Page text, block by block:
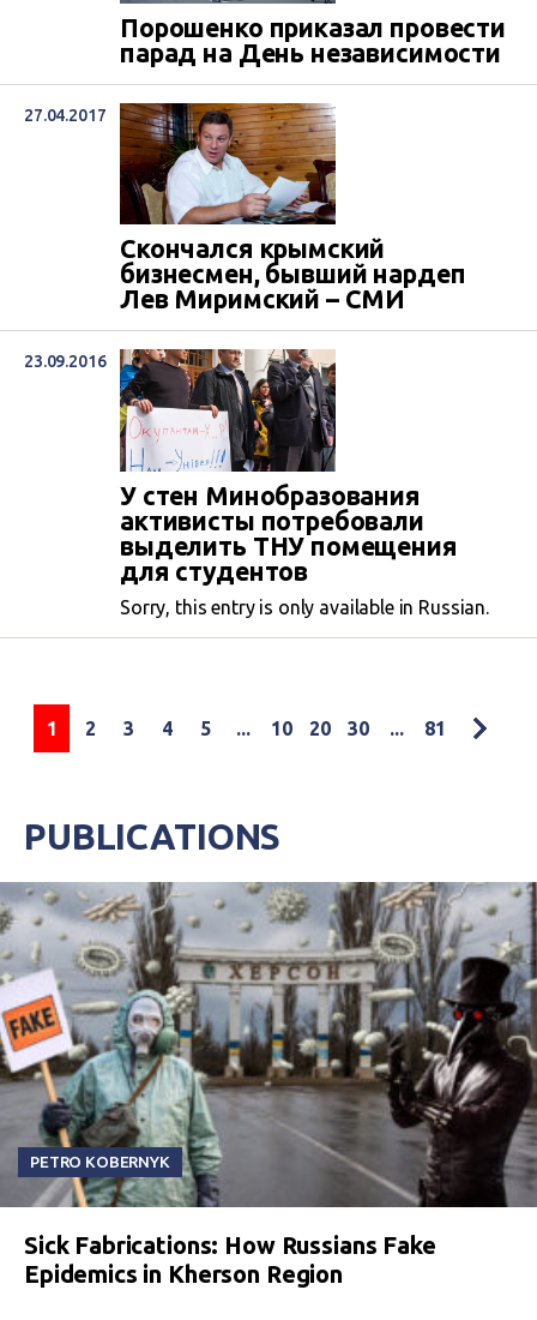
Порошенко приказал провести
парад на День независимости
27.04.2017
Скончался крымский
бизнесмен, бывший нардеп
Лев Миримский – СМИ
23.09.2016
У стен Минобразования
активисты потребовали
выделить ТНУ помещения
для студентов
Sorry, this entry is only available in Russian.
1 2 3 4 5 ... 10 20 30 ... 81
PUBLICATIONS
PETRO KOBERNYK
Sick Fabrications: How Russians Fake
Epidemics in Kherson Region